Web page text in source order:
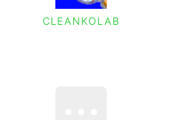
CLEANKOLAB